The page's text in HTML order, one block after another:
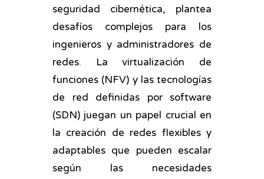
seguridad cibernética, plantea
desafíos complejos para los
ingenieros y administradores de
redes. La virtualización de
funciones (NFV) y las tecnologías
de red definidas por software
(SDN) juegan un papel crucial en
la creación de redes flexibles y
adaptables que pueden escalar
según las necesidades